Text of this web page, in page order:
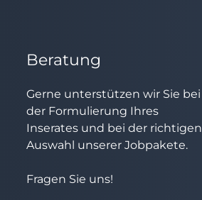
Beratung
Gerne unterstützen wir Sie bei
der Formulierung Ihres
Inserates und bei der richtigen
Auswahl unserer Jobpakete.
Fragen Sie uns!